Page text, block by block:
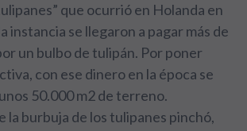
que ocurrió en Holanda en
instancia se llegaron a pagar más de
un bulbo de tulipán. Por poner
con ese dinero en la época se
50.000 m2 de terreno.
la burbuja de los tulipanes pinchó,